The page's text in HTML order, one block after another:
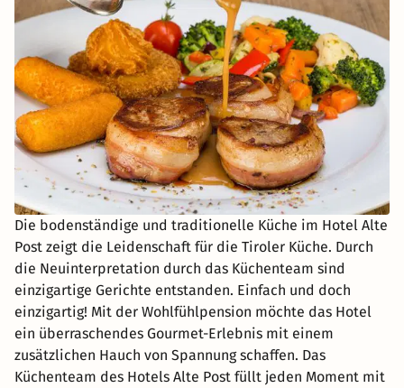
Die bodenständige und traditionelle Küche im Hotel Alte
Post zeigt die Leidenschaft für die Tiroler Küche. Durch
die Neuinterpretation durch das Küchenteam sind
einzigartige Gerichte entstanden. Einfach und doch
einzigartig! Mit der Wohlfühlpension möchte das Hotel
ein überraschendes Gourmet-Erlebnis mit einem
zusätzlichen Hauch von Spannung schaffen. Das
Küchenteam des Hotels Alte Post füllt jeden Moment mit